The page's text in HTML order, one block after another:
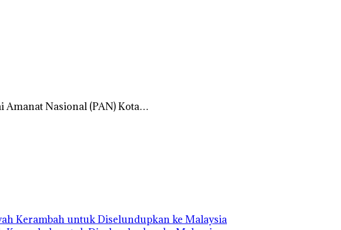
Amanat Nasional (PAN) Kota…